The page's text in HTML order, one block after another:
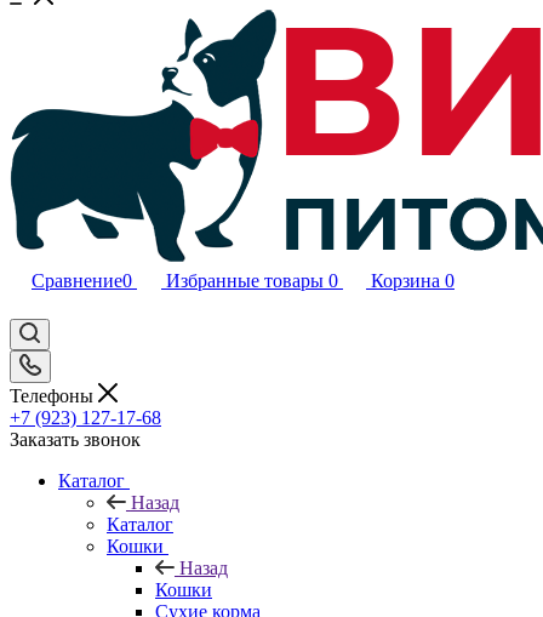
Сравнение0 Избранные товары 0 Корзина 0
Телефоны
+7 (923) 127-17-68
Заказать звонок
Каталог
Назад
Каталог
Кошки
Назад
Кошки
Сухие корма